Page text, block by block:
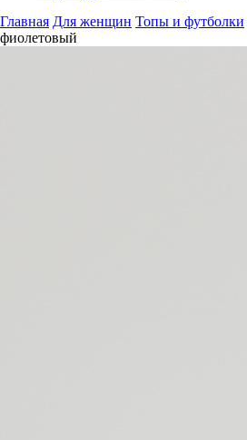
Главная Для женщин Топы и футболки
фиолетовый